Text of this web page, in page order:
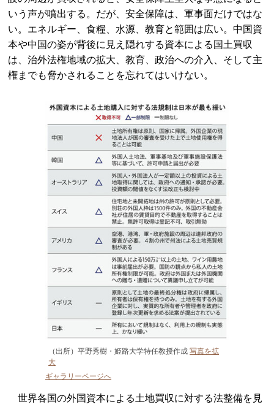
いう声が噴出する。だが、安全保障は、軍事面だけではな
い。エネルギー、食糧、水源、教育と範囲は広い。中国資
本や中国の姿が背後に見え隠れする資本による国土買収
は、治外法権地域の拡大、教育、政治への介入、そして主
権までも脅かされることを忘れてはいけない。
（出所）平野秀樹・姫路大学特任教授作成 写真を拡
大
ギャラリーページへ
世界各国の外国資本による土地買収に対する法整備を見